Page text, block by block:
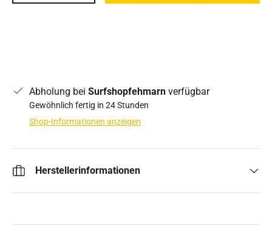
Abholung bei Surfshopfehmarn verfügbar
Gewöhnlich fertig in 24 Stunden
Shop-Informationen anzeigen
Herstellerinformationen